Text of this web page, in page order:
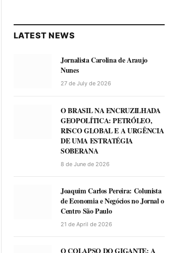
LATEST NEWS
Jornalista Carolina de Araujo
Nunes
27 de July de 2026
O BRASIL NA ENCRUZILHADA
GEOPOLÍTICA: PETRÓLEO,
RISCO GLOBAL E A URGÊNCIA
DE UMA ESTRATÉGIA
SOBERANA
8 de June de 2026
Joaquim Carlos Pereira: Colunista
de Economia e Negócios no Jornal o
Centro São Paulo
21 de April de 2026
O COLAPSO DO GIGANTE: A